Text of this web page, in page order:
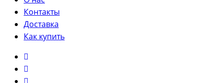
Контакты
Доставка
Как купить